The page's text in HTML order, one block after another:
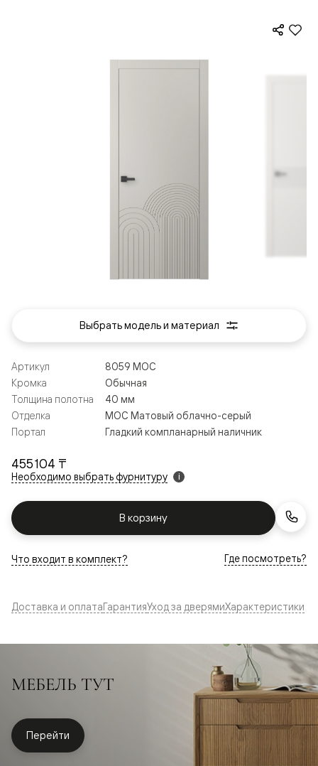
455 104 ₸
Необходимо выбрать фурнитуру i
В корзину
Артикул
8059 МОС
Кромка
Обычная
Толщина полотна
40 мм
Отделка
МОС Матовый облачно-серый
Портал
Гладкий компланарный наличник
Что входит в комплект? Где посмотреть?
Выбрать модель и материал
Доставка и оплатаГарантияУход за дверямиХарактеристики
МЕБЕЛЬ ТУТ
Перейти